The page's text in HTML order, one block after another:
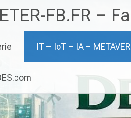
FB.FR –
IT – IoT – IA –